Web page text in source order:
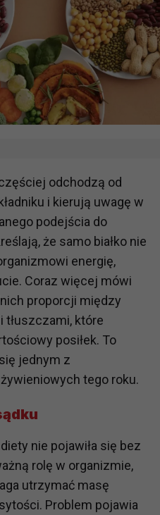
odchodzą od
i kierują uwagę w
podejścia do
że samo białko nie
energię,
Coraz więcej mówi
proporcji między
tłuszczami, które
posiłek. To
jednym z
tego roku.
nie pojawiła się bez
rolę w organizmie,
utrzymać masę
Problem pojawia